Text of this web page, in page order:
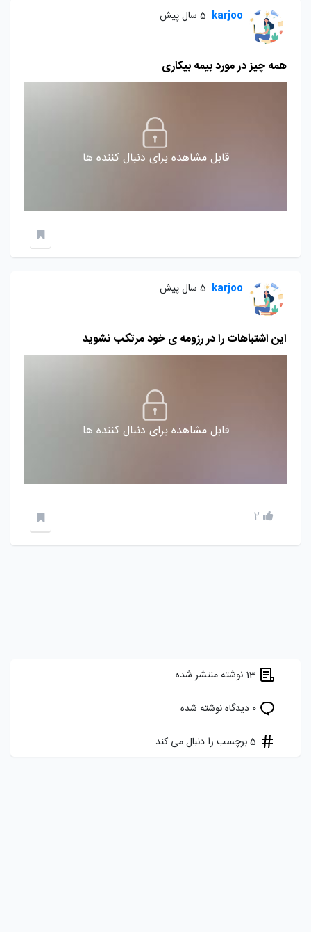
karjoo 5 سال پیش
همه چیز در مورد بیمه بیکاری
قابل مشاهده برای دنبال کننده ها
karjoo 5 سال پیش
این اشتباهات را در رزومه ی خود مرتکب نشوید
قابل مشاهده برای دنبال کننده ها
2